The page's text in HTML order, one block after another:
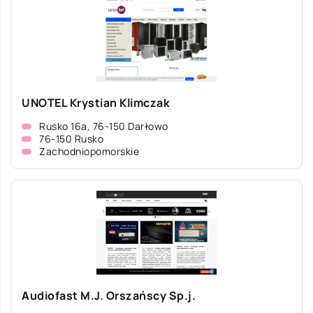
UNOTEL Krystian Klimczak
Rusko 16a, 76-150 Darłowo
76-150 Rusko
Zachodniopomorskie
Audiofast M.J. Orszańscy Sp.j.